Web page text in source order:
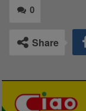
0
Share